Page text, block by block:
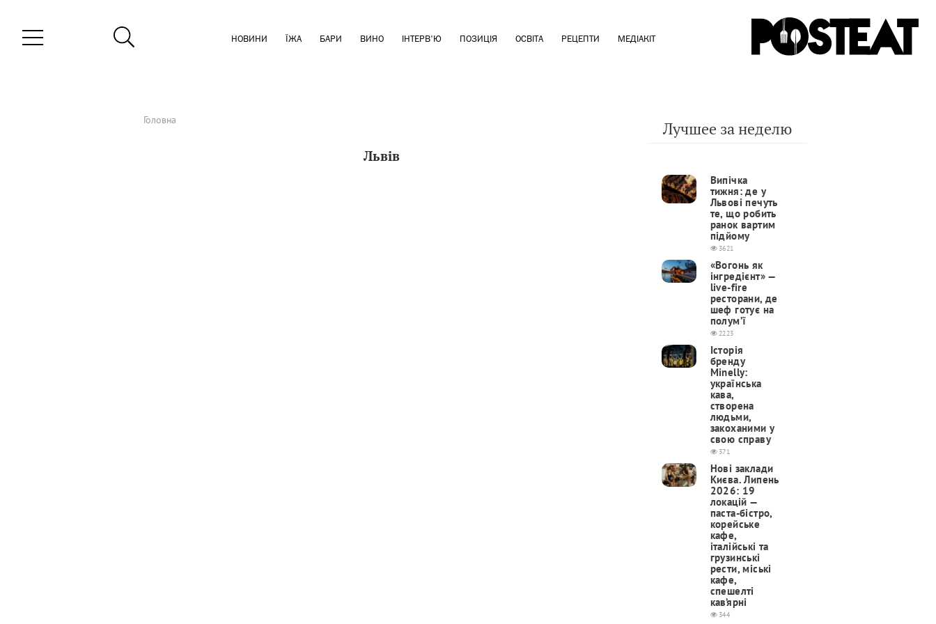
НОВИНИ ЇЖА БАРИ ВИНО ІНТЕРВ'Ю ПОЗИЦІЯ ОСВІТА РЕЦЕПТИ МЕДІАКІТ
Головна
Львів
Лучшее за неделю
Випічка
тижня: де у
Львові печуть
те, що робить
ранок вартим
підйому
3621
«Вогонь як
інгредієнт» —
live-fire
ресторани, де
шеф готує на
полум’ї
2223
Історія
бренду
Minelly:
українська
кава,
створена
людьми,
закоханими у
свою справу
371
Нові заклади
Києва. Липень
2026: 19
локацій —
паста-бістро,
корейське
кафе,
італійські та
грузинські
рести, міські
кафе,
спешелті
кав’ярні
344